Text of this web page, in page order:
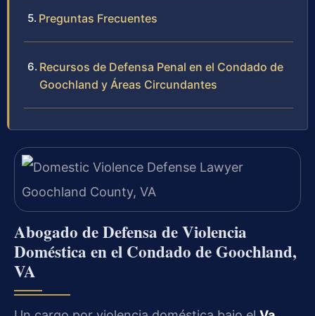
Preguntas Frecuentes
Recursos de Defensa Penal en el Condado de
Goochland y Áreas Circundantes
Abogado de Defensa de Violencia
Doméstica en el Condado de Goochland,
VA